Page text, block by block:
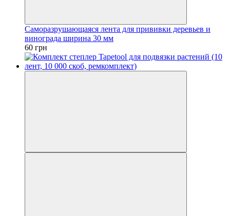
Саморазрушающаяся лента для прививки деревьев и
винограда ширина 30 мм
60 грн